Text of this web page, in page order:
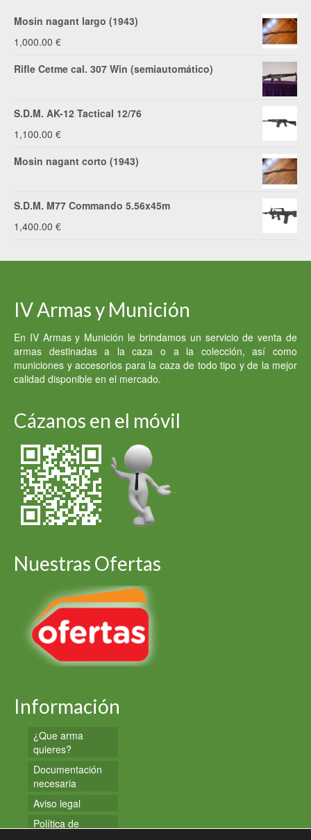
Mosin nagant largo (1943)
1,000.00 €
Rifle Cetme cal. 307 Win (semiautomático)
S.D.M. AK-12 Tactical 12/76
1,100.00 €
Mosin nagant corto (1943)
S.D.M. M77 Commando 5.56x45m
1,400.00 €
IV Armas y Munición
En IV Armas y Munición le brindamos un servicio de venta de
armas destinadas a la caza o a la colección, así como
municiones y accesorios para la caza de todo tipo y de la mejor
calidad disponible en el mercado.
Cázanos en el móvil
Nuestras Ofertas
Información
¿Que arma
quieres?
Documentación
necesaria
Aviso legal
Política de